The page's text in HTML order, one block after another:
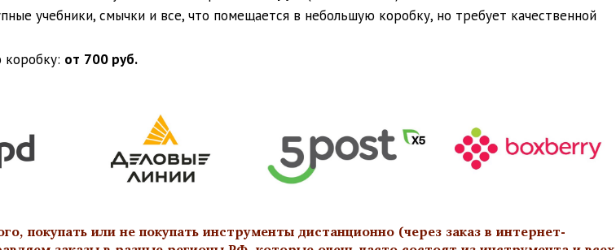
учебники, смычки и все, что помещается в небольшую коробку, но требует качественной
от 700 руб.
покупать или не покупать инструменты дистанционно (через заказ в интернет-